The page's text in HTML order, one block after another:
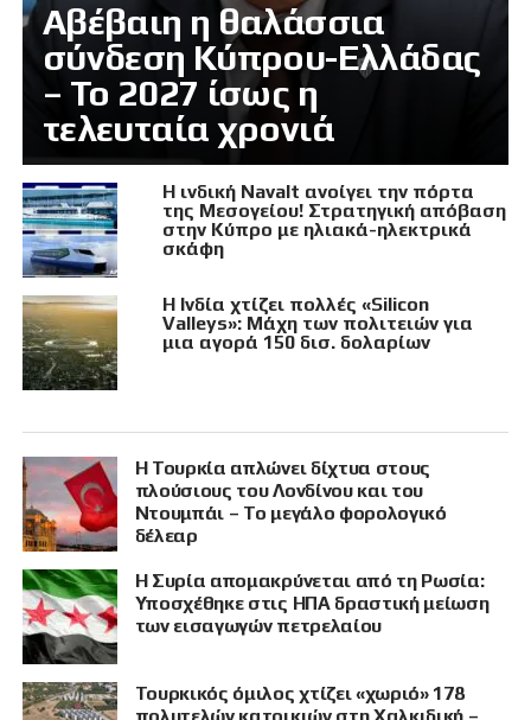
Αβέβαιη η θαλάσσια
σύνδεση Κύπρου-Ελλάδας
– Το 2027 ίσως η
τελευταία χρονιά
Η ινδική Navalt ανοίγει την πόρτα
της Μεσογείου! Στρατηγική απόβαση
στην Κύπρο με ηλιακά-ηλεκτρικά
σκάφη
Η Ινδία χτίζει πολλές «Silicon
Valleys»: Μάχη των πολιτειών για
μια αγορά 150 δισ. δολαρίων
Η Τουρκία απλώνει δίχτυα στους
πλούσιους του Λονδίνου και του
Ντουμπάι – Το μεγάλο φορολογικό
δέλεαρ
Η Συρία απομακρύνεται από τη Ρωσία:
Υποσχέθηκε στις ΗΠΑ δραστική μείωση
των εισαγωγών πετρελαίου
Τουρκικός όμιλος χτίζει «χωριό» 178